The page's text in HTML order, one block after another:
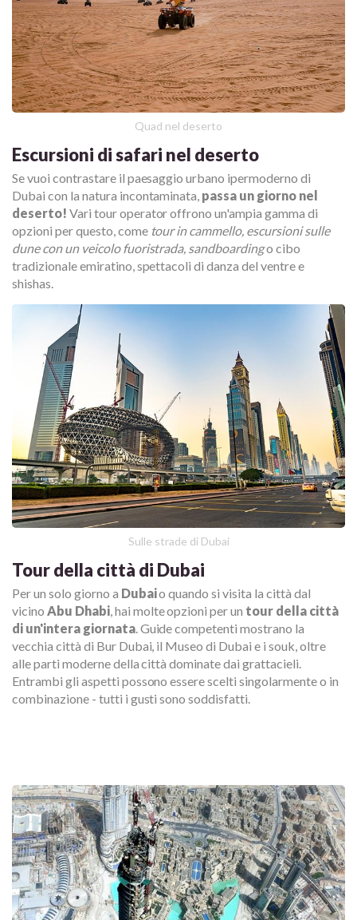
Quad nel deserto
Escursioni di safari nel deserto
Se vuoi contrastare il paesaggio urbano ipermoderno di
Dubai con la natura incontaminata, passa un giorno nel
deserto! Vari tour operator offrono un'ampia gamma di
opzioni per questo, come tour in cammello, escursioni sulle
dune con un veicolo fuoristrada, sandboardingo cibo
tradizionale emiratino, spettacoli di danza del ventre e
shishas.
Sulle strade di Dubai
Tour della città di Dubai
Per un solo giorno a Dubaio quando si visita la città dal
vicino Abu Dhabi, hai molte opzioni per un tour della città
di un'intera giornata. Guide competenti mostrano la
vecchia città di Bur Dubai, il Museo di Dubai e i souk, oltre
alle parti moderne della città dominate dai grattacieli.
Entrambi gli aspetti possono essere scelti singolarmente o in
combinazione - tutti i gusti sono soddisfatti.